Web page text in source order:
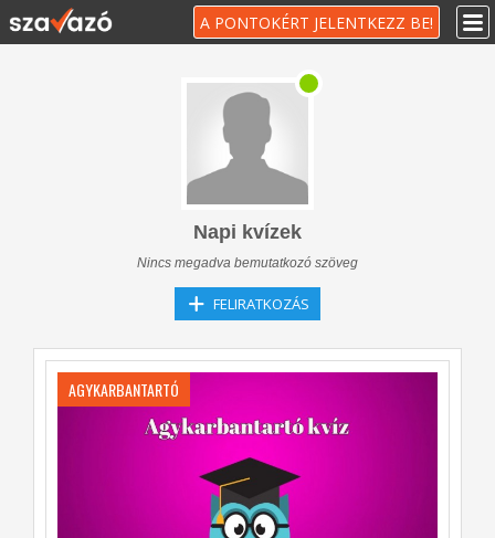
A PONTOKÉRT JELENTKEZZ BE!
Napi kvízek
Nincs megadva bemutatkozó szöveg
FELIRATKOZÁS
AGYKARBANTARTÓ